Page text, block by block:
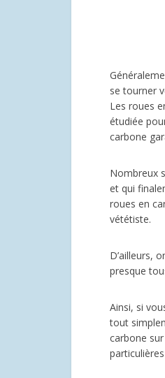
se tourner
Les roues
étudiée
carbone
Nombreux
et qui
roues en
vététiste.
D’ailleurs,
presque
Ainsi, si
tout
carbone